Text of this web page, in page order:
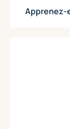
Apprenez-